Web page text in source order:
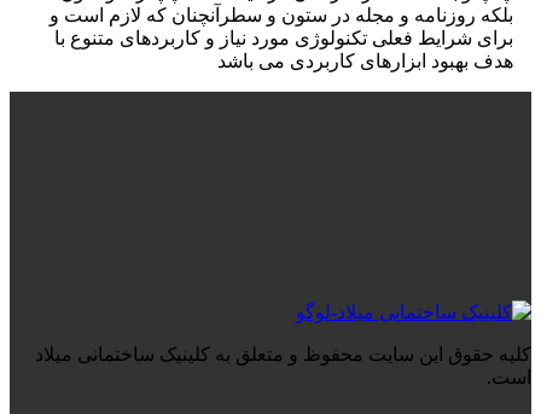
بلکه روزنامه و مجله در ستون و سطرآنچنان که لازم است و
برای شرایط فعلی تکنولوژی مورد نیاز و کاربردهای متنوع با
هدف بهبود ابزارهای کاربردی می باشد
کلیه حقوق این سایت محفوظ و متعلق به کلینیک ساختمانی میلاد
است.